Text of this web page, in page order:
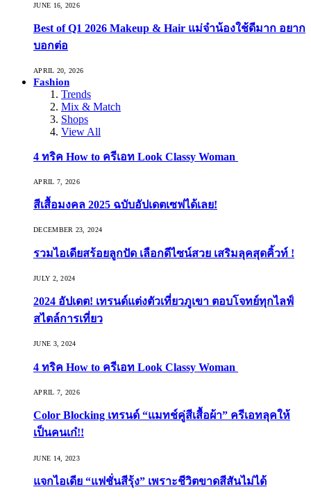
JUNE 16, 2026
Best of Q1 2026 Makeup & Hair แม่จ๋าน้องใช้ดีมาก อยาก
บอกต่อ
APRIL 20, 2026
Fashion
Trends
Mix & Match
Shops
View All
4 ทริค How to ครีเอท Look Classy Woman
APRIL 7, 2026
สีเสื้อมงคล 2025 ฉบับอัปเดตเซฟได้เลย!
DECEMBER 23, 2024
รวมไอเดียสร้อยลูกปัด เลือกดีไซน์สวย เสริมลุคสุดคิ้วท์ !
JULY 2, 2024
2024 อัปเดต! เทรนด์แต่งตัวเที่ยวภูเขา ตอบโจทย์ทุกไลฟ์
สไตล์การเที่ยว
JUNE 3, 2024
4 ทริค How to ครีเอท Look Classy Woman
APRIL 7, 2026
Color Blocking เทรนด์ “แมทช์คู่สีเสื้อผ้า” ครีเอทลุคให้
เป็นคนเก๋!!
JUNE 14, 2023
แจกไอเดีย “แฟชั่นสีรุ้ง” เพราะชีวิตขาดสีสันไม่ได้